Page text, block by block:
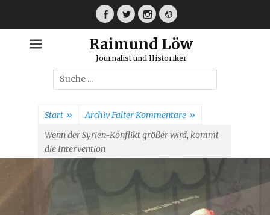
Facebook
TwitterInstagramWebseite
Raimund Löw
Journalist und Historiker
Suche
nach:
Start » Archiv Falter Kommentare »
Wenn der Syrien-Konflikt größer wird, kommt
die Intervention